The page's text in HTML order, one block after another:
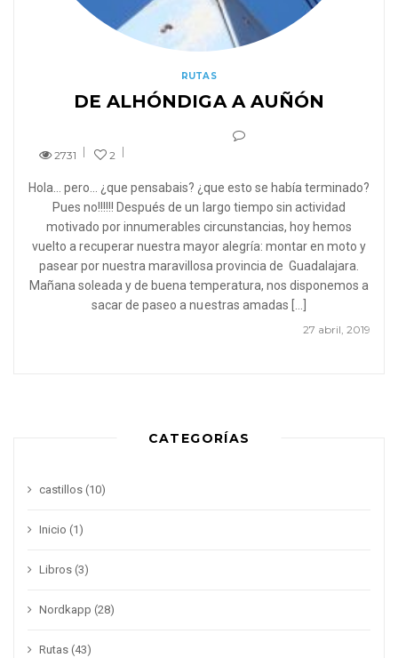
RUTAS
DE ALHÓNDIGA A AUÑÓN
2731 2
27 abril, 2019
Hola… pero… ¿que pensabais? ¿que esto se había terminado?
Pues no!!!!!! Después de un largo tiempo sin actividad
motivado por innumerables circunstancias, hoy hemos
vuelto a recuperar nuestra mayor alegría: montar en moto y
pasear por nuestra maravillosa provincia de Guadalajara.
Mañana soleada y de buena temperatura, nos disponemos a
sacar de paseo a nuestras amadas […]
CATEGORÍAS
castillos (10)
Inicio (1)
Libros (3)
Nordkapp (28)
Rutas (43)